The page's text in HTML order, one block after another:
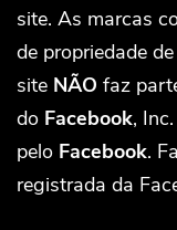
site. As marcas
de propriedade
site NÃO faz
do Facebook,
pelo Facebook.
registrada da